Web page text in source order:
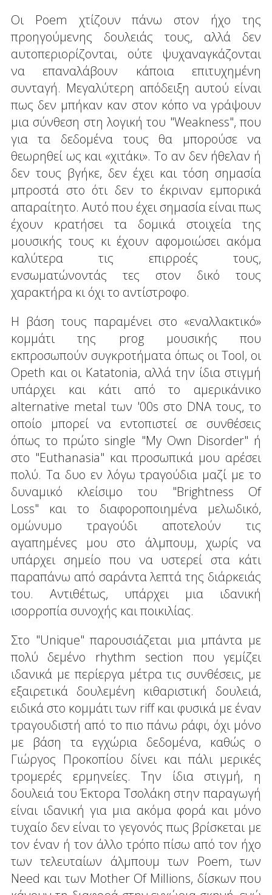
Οι Poem χτίζουν πάνω στον ήχο της
προηγούμενης δουλειάς τους, αλλά δεν
αυτοπεριορίζονται, ούτε ψυχαναγκάζονται
να επαναλάβουν κάποια επιτυχημένη
συνταγή. Μεγαλύτερη απόδειξη αυτού είναι
πως δεν μπήκαν καν στον κόπο να γράψουν
μια σύνθεση στη λογική του "Weakness", που
για τα δεδομένα τους θα μπορούσε να
θεωρηθεί ως και «χιτάκι». Το αν δεν ήθελαν ή
δεν τους βγήκε, δεν έχει και τόση σημασία
μπροστά στο ότι δεν το έκριναν εμπορικά
απαραίτητο. Αυτό που έχει σημασία είναι πως
έχουν κρατήσει τα δομικά στοιχεία της
μουσικής τους κι έχουν αφομοιώσει ακόμα
καλύτερα τις επιρροές τους,
ενσωματώνοντάς τες στον δικό τους
χαρακτήρα κι όχι το αντίστροφο.
Η βάση τους παραμένει στο «εναλλακτικό»
κομμάτι της prog μουσικής που
εκπροσωπούν συγκροτήματα όπως οι Tool, οι
Opeth και οι Katatonia, αλλά την ίδια στιγμή
υπάρχει και κάτι από το αμερικάνικο
alternative metal των '00s στο DNA τους, το
οποίο μπορεί να εντοπιστεί σε συνθέσεις
όπως το πρώτο single "My Own Disorder" ή
στο "Euthanasia" και προσωπικά μου αρέσει
πολύ. Τα δυο εν λόγω τραγούδια μαζί με το
δυναμικό κλείσιμο του "Brightness Of
Loss" και το διαφοροποιημένα μελωδικό,
ομώνυμο τραγούδι αποτελούν τις
αγαπημένες μου στο άλμπουμ, χωρίς να
υπάρχει σημείο που να υστερεί στα κάτι
παραπάνω από σαράντα λεπτά της διάρκειάς
του. Αντιθέτως, υπάρχει μια ιδανική
ισορροπία συνοχής και ποικιλίας.
Στο "Unique" παρουσιάζεται μια μπάντα με
πολύ δεμένο rhythm section που γεμίζει
ιδανικά με περίεργα μέτρα τις συνθέσεις, με
εξαιρετικά δουλεμένη κιθαριστική δουλειά,
ειδικά στο κομμάτι των riff και φυσικά με έναν
τραγουδιστή από το πιο πάνω ράφι, όχι μόνο
με βάση τα εγχώρια δεδομένα, καθώς ο
Γιώργος Προκοπίου δίνει και πάλι μερικές
τρομερές ερμηνείες. Την ίδια στιγμή, η
δουλειά του Έκτορα Τσολάκη στην παραγωγή
είναι ιδανική για μια ακόμα φορά και μόνο
τυχαίο δεν είναι το γεγονός πως βρίσκεται με
τον έναν ή τον άλλο τρόπο πίσω από τον ήχο
των τελευταίων άλμπουμ των Poem, των
Need και των Mother Of Millions, δίσκων που